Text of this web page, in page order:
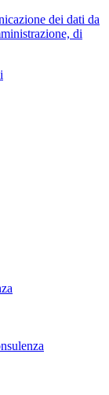
dei dati da
di